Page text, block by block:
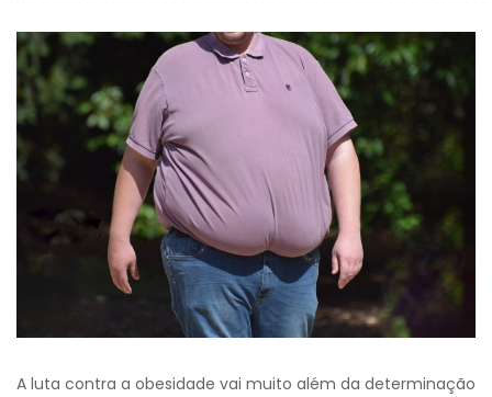
A luta contra a obesidade vai muito além da determinação